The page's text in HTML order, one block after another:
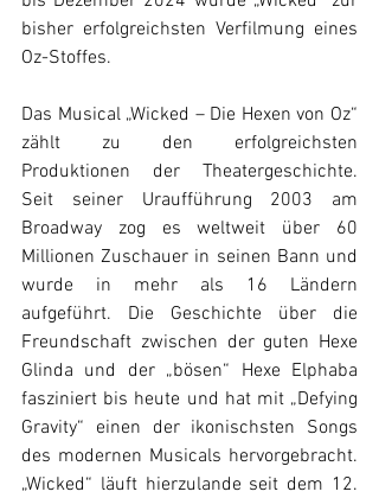
bisher erfolgreichsten Verfilmung eines
Oz-Stoffes.
Das Musical „Wicked – Die Hexen von Oz“
zählt zu den erfolgreichsten
Produktionen der Theatergeschichte.
Seit seiner Uraufführung 2003 am
Broadway zog es weltweit über 60
Millionen Zuschauer in seinen Bann und
wurde in mehr als 16 Ländern
aufgeführt. Die Geschichte über die
Freundschaft zwischen der guten Hexe
Glinda und der „bösen“ Hexe Elphaba
fasziniert bis heute und hat mit „Defying
Gravity“ einen der ikonischsten Songs
des modernen Musicals hervorgebracht.
„Wicked“ läuft hierzulande seit dem 12.